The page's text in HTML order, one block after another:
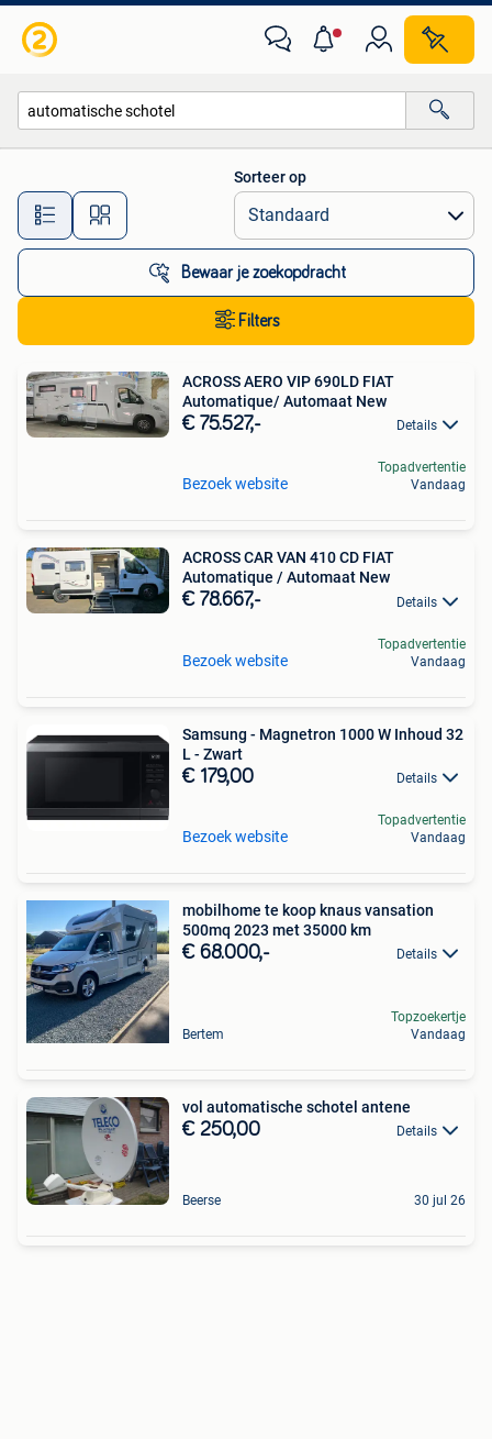
Alle afstanden…
Sorteer op
Bewaar je zoekopdracht
Filters
ACROSS AERO VIP 690LD FIAT
Automatique/ Automaat New
€ 75.527,- Details
Bezoek website
Topadvertentie
Vandaag
ACROSS CAR VAN 410 CD FIAT
Automatique / Automaat New
€ 78.667,- Details
Bezoek website
Topadvertentie
Vandaag
Samsung - Magnetron 1000 W Inhoud 32
L - Zwart
€ 179,00 Details
Bezoek website
Topadvertentie
Vandaag
mobilhome te koop knaus vansation
500mq 2023 met 35000 km
€ 68.000,- Details
Bertem
Topzoekertje
Vandaag
vol automatische schotel antene
€ 250,00 Details
Beerse 30 jul 26